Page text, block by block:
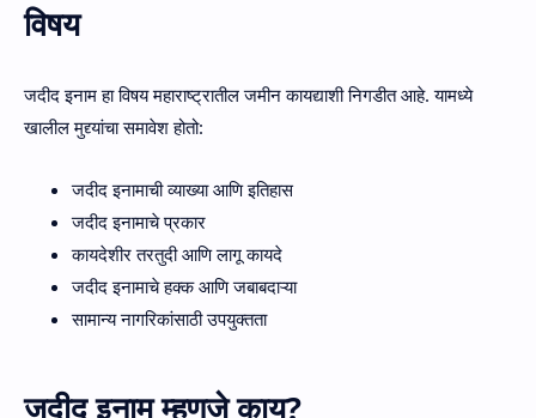
विषय
जदीद इनाम हा विषय महाराष्ट्रातील जमीन कायद्याशी निगडीत आहे. यामध्ये
खालील मुद्द्यांचा समावेश होतो:
जदीद इनामाची व्याख्या आणि इतिहास
जदीद इनामाचे प्रकार
कायदेशीर तरतुदी आणि लागू कायदे
जदीद इनामाचे हक्क आणि जबाबदाऱ्या
सामान्य नागरिकांसाठी उपयुक्तता
जदीद इनाम म्हणजे काय?